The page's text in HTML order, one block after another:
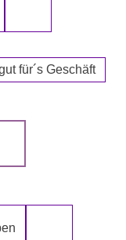
für´s Geschäft